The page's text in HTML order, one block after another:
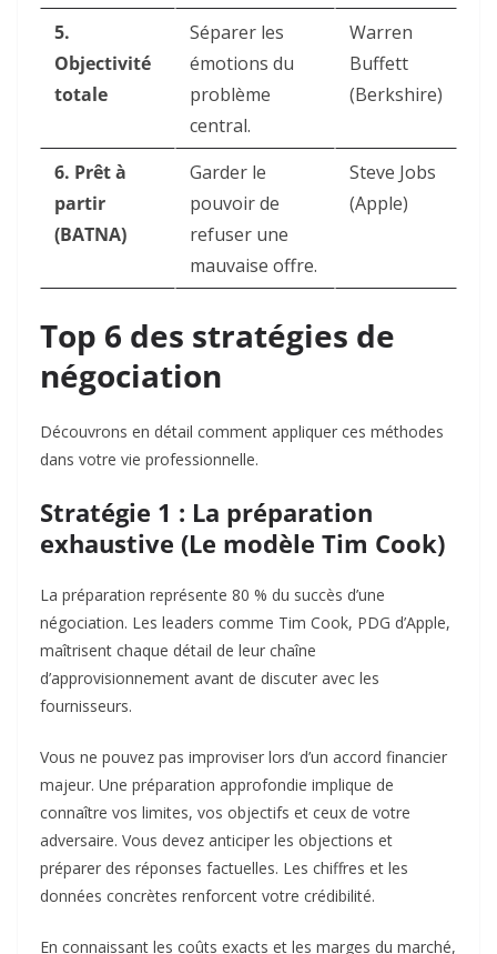
5.
Objectivité
totale
Séparer les
émotions du
problème
central.
Warren
Buffett
(Berkshire)
6. Prêt à
partir
(BATNA)
Garder le
pouvoir de
refuser une
mauvaise offre.
Steve Jobs
(Apple)
Top 6 des stratégies de
négociation
Découvrons en détail comment appliquer ces méthodes
dans votre vie professionnelle.
Stratégie 1 : La préparation
exhaustive (Le modèle Tim Cook)
La préparation représente 80 % du succès d’une
négociation. Les leaders comme Tim Cook, PDG d’Apple,
maîtrisent chaque détail de leur chaîne
d’approvisionnement avant de discuter avec les
fournisseurs.
Vous ne pouvez pas improviser lors d’un accord financier
majeur. Une préparation approfondie implique de
connaître vos limites, vos objectifs et ceux de votre
adversaire. Vous devez anticiper les objections et
préparer des réponses factuelles. Les chiffres et les
données concrètes renforcent votre crédibilité.
En connaissant les coûts exacts et les marges du marché,